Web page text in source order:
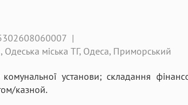
|
міська ТГ, Одеса, Приморський
комунальної установи; складання
казной.